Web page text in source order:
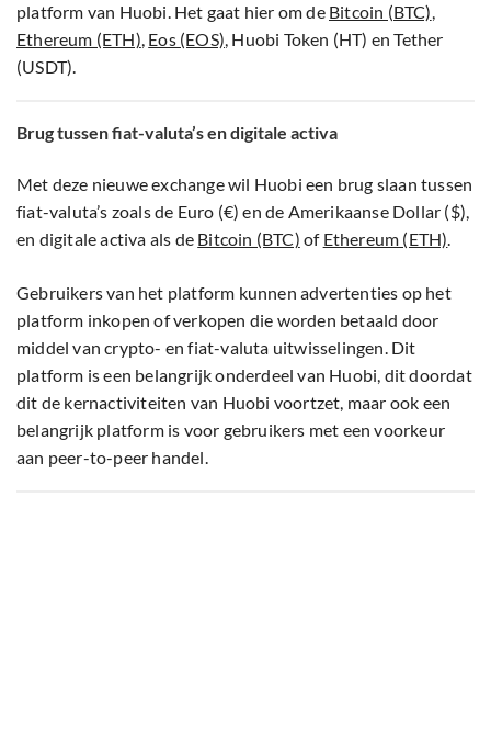
platform van Huobi. Het gaat hier om de Bitcoin (BTC),
Ethereum (ETH), Eos (EOS), Huobi Token (HT) en Tether
(USDT).
Brug tussen fiat-valuta’s en digitale activa
Met deze nieuwe exchange wil Huobi een brug slaan tussen
fiat-valuta’s zoals de Euro (€) en de Amerikaanse Dollar ($),
en digitale activa als de Bitcoin (BTC) of Ethereum (ETH)
Gebruikers van het platform kunnen advertenties op het
platform inkopen of verkopen die worden betaald door
middel van crypto- en fiat-valuta uitwisselingen. Dit
platform is een belangrijk onderdeel van Huobi, dit doordat
dit de kernactiviteiten van Huobi voortzet, maar ook een
belangrijk platform is voor gebruikers met een voorkeur
aan peer-to-peer handel.